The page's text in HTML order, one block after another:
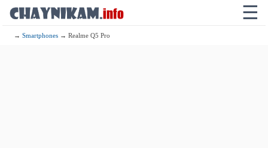
☰
→Smartphones → Realme Q5 Pro